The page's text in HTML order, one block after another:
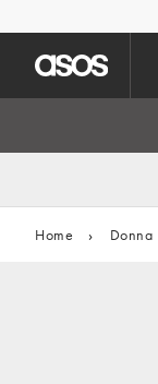
Home › Donna